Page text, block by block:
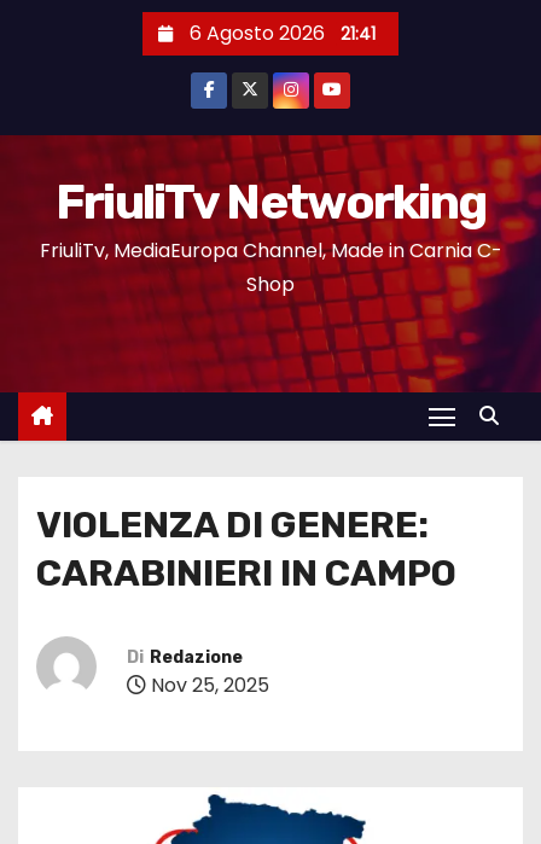
6 Agosto 2026 21:41
FriuliTv Networking
FriuliTv, MediaEuropa Channel, Made in Carnia C-
Shop
VIOLENZA DI GENERE:
CARABINIERI IN CAMPO
Di Redazione
Nov 25, 2025